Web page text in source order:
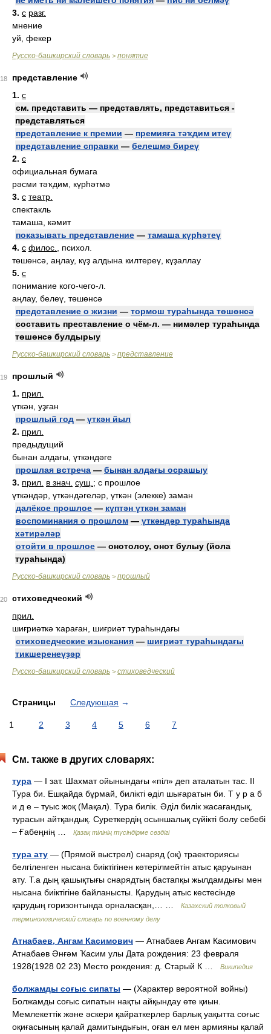
3. с разг.
мнение
уй, фекер
Русско-башкирский словарь > понятие
18
представление
1. с
см. представить — представлять, представиться -
представляться
представление к премии — премияға тәҡдим итеү
представление справки — белешмә биреү
2. с
официальная бумага
рәсми тәҡдим, күрһәтмә
3. с театр.
спектакль
тамаша, кәмит
показывать представление — тамаша күрһәтеү
4. с филос.
, психол.
төшөнсә, аңлау, күҙ алдына килтереү, күҙаллау
5. с
понимание кого-чего-л.
аңлау, белеү, төшөнсә
представление о жизни — тормош тураһында төшөнсә
составить преставление о чём-л. — нимәлер тураһында
төшөнсә булдырыу
Русско-башкирский словарь > представление
19
прошлый
1. прил.
үткән, уҙған
прошлый год — үткән йыл
2. прил.
предыдущий
бынан алдағы, үткәндәге
прошлая встреча — бынан алдағы осрашыу
3. прил. в знач. сущ. ; с прошлое
үткәндәр, үткәндәгеләр, үткән (элекке) заман
далёкое прошлое — күптән үткән заман
воспоминания о прошлом — үткәндәр тураһында
хәтирәләр
отойти в прошлое — онотолоу, онот булыу (йола
тураһында)
Русско-башкирский словарь > прошлый
20
стиховедческий
прил.
шиғриәткә ҡараған, шиғриәт тураһындағы
стиховедческие изыскания — шиғриәт тураһындағы
тикшеренеүҙәр
Русско-башкирский словарь > стиховедческий
Страницы Следующая →
1 2 3 4 5 6 7
См. также в других словарях:
тура — I зат. Шахмат ойынындағы «піл» деп аталатын тас. II
Тура би. Ешқайда бұрмай, билікті әділ шығаратын би. Т у р а б
и д е – туыс жоқ (Мақал). Тура билік. Әділ билік жасағандық,
турасын айтқандық. Суреткердің осыншалық сүйікті болу себебі
– Ғабеңнің …
Қазақ тілінің түсіндірме сөздігі
тура ату — (Прямой выстрел) снаряд (оқ) траекториясы
белгіленген нысана биіктігінен көтерілмейтін атыс қаруынан
ату. Т.а дың қашықтығы снарядтың бастапқы жылдамдығы мен
нысана биіктігіне байланысты. Қарудың атыс кестесінде
қарудың горизонтында орналасқан,… …
Казахский толковый
терминологический словарь по военному делу
Атнабаев, Ангам Касимович — Атнабаев Ангам Касимович
Атнабаев Әнғәм Ҡасим улы Дата рождения: 23 февраля
1928(1928 02 23) Место рождения: д. Старый К …
Википедия
болжамды соғыс сипаты — (Характер вероятной войны)
Болжамды соғыс сипатын нақты айқындау өте қиын.
Мемлекеттік және әскери қайраткерлер барлық уақытта соғыс
оқиғасының қалай дамитындығын, оған ел мен армияны қалай